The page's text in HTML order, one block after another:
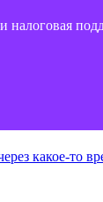
налоговая
какое-